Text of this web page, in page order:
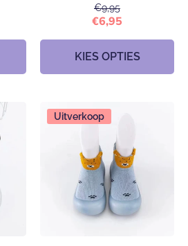
€9,95
€6,95
KIES OPTIES
Uitverkoop